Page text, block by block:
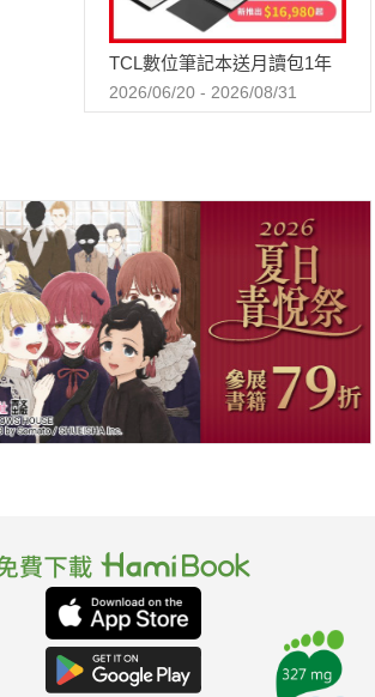
TCL數位筆記本送月讀包1年
2026/06/20 - 2026/08/31